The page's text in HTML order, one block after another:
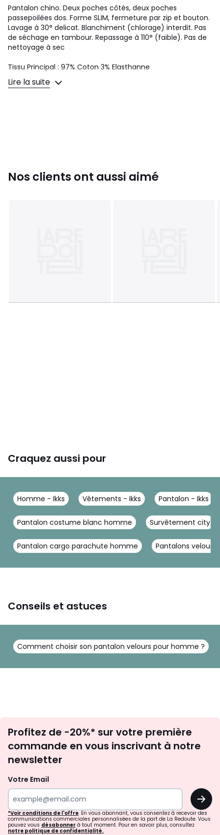
Pantalon chino. Deux poches côtés, deux poches
passepoilées dos. Forme SLIM, fermeture par zip et bouton.
Lavage à 30° delicat. Blanchiment (chlorage) interdit. Pas
de séchage en tambour. Repassage à 110° (faible). Pas de
nettoyage à sec
Tissu Principal : 97% Coton 3% Elasthanne
Libre comme l’air, rock et audacieuse, la génération IKKS
Lire la suite
Nos clients ont aussi aimé
Craquez aussi pour
Homme - Ikks Vêtements - Ikks Pantalon - Ikks
Pantalon costume blanc homme Survêtement city
Pantalon cargo parachute homme Pantalons velours
Conseils et astuces
Comment choisir son pantalon velours pour homme ?
newsletter
Profitez de -20%* sur votre première
commande en vous inscrivant à notre
newsletter
Votre Email
OK
*Voir conditions de l'offre. En vous abonnant, vous consentez à recevoir des
communications commerciales personnalisées de la part de La Redoute. Vous
pouvez vous désabonner à tout moment. Pour en savoir plus, consultez
notre politique de confidentialité.